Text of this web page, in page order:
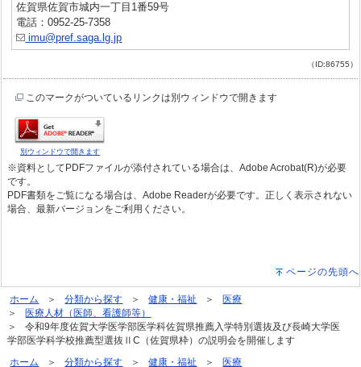
佐賀県佐賀市城内一丁目1番59号
電話：0952-25-7358
imu@pref.saga.lg.jp
（ID:86755）
このマークがついているリンクは別ウィンドウで開きます
別ウィンドウで開きます
※資料としてPDFファイルが添付されている場合は、Adobe Acrobat(R)が必要
です。
PDF書類をご覧になる場合は、Adobe Readerが必要です。正しく表示されない
場合、最新バージョンをご利用ください。
ページの先頭へ
ホーム 分類から探す 健康・福祉
医療
医療人材（医師、看護師等）
令和9年度佐賀大学医学部医学科佐賀県推薦入学特別選抜及び長崎大学医
学部医学科学校推薦型選抜ⅡC（佐賀県枠）の説明会を開催します
ホーム
分類から探す 健康・福祉 医療